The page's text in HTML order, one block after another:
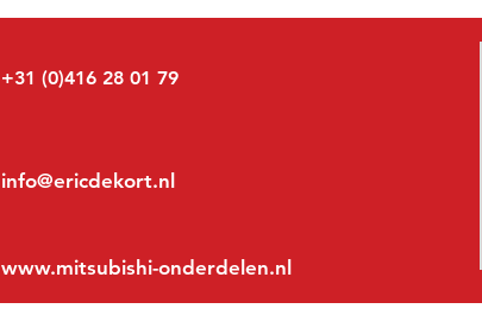
+31 (0)416 28 01 79
info@ericdekort.nl
www.mitsubishi-onderdelen.nl